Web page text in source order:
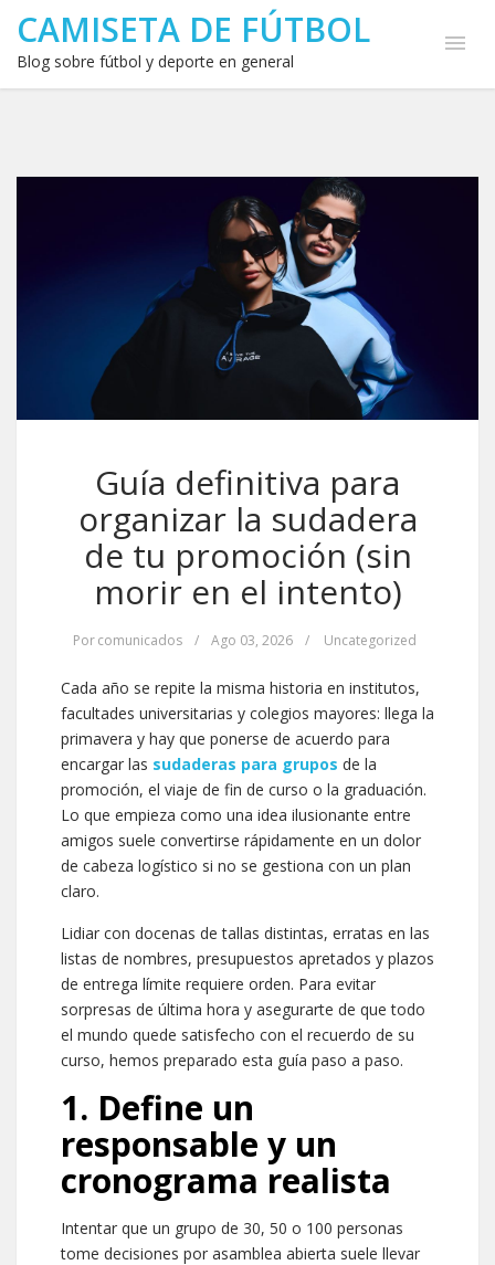
CAMISETA DE FÚTBOL
Blog sobre fútbol y deporte en general
Guía definitiva para
organizar la sudadera
de tu promoción (sin
morir en el intento)
Porcomunicados / Ago 03, 2026 / Uncategorized
Cada año se repite la misma historia en institutos,
facultades universitarias y colegios mayores: llega la
primavera y hay que ponerse de acuerdo para
encargar las sudaderas para grupos de la
promoción, el viaje de fin de curso o la graduación.
Lo que empieza como una idea ilusionante entre
amigos suele convertirse rápidamente en un dolor
de cabeza logístico si no se gestiona con un plan
claro.
Lidiar con docenas de tallas distintas, erratas en las
listas de nombres, presupuestos apretados y plazos
de entrega límite requiere orden. Para evitar
sorpresas de última hora y asegurarte de que todo
el mundo quede satisfecho con el recuerdo de su
curso, hemos preparado esta guía paso a paso.
1. Define un
responsable y un
cronograma realista
Intentar que un grupo de 30, 50 o 100 personas
tome decisiones por asamblea abierta suele llevar